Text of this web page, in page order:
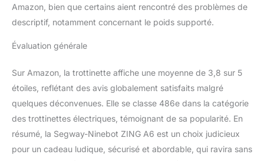
Amazon, bien que certains aient rencontré des problèmes de
descriptif, notamment concernant le poids supporté.
Évaluation générale
Sur Amazon, la trottinette affiche une moyenne de 3,8 sur 5
étoiles, reflétant des avis globalement satisfaits malgré
quelques déconvenues. Elle se classe 486e dans la catégorie
des trottinettes électriques, témoignant de sa popularité. En
résumé, la Segway-Ninebot ZING A6 est un choix judicieux
pour un cadeau ludique, sécurisé et abordable, qui ravira sans